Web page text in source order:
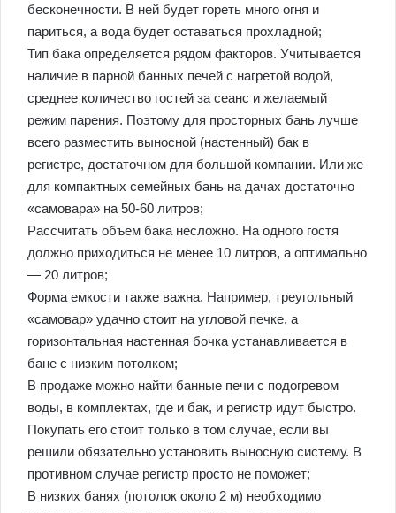
бесконечности. В ней будет гореть много огня и
париться, а вода будет оставаться прохладной;
Тип бака определяется рядом факторов. Учитывается
наличие в парной банных печей с нагретой водой,
среднее количество гостей за сеанс и желаемый
режим парения. Поэтому для просторных бань лучше
всего разместить выносной (настенный) бак в
регистре, достаточном для большой компании. Или же
для компактных семейных бань на дачах достаточно
«самовара» на 50-60 литров;
Рассчитать объем бака несложно. На одного гостя
должно приходиться не менее 10 литров, а оптимально
— 20 литров;
Форма емкости также важна. Например, треугольный
«самовар» удачно стоит на угловой печке, а
горизонтальная настенная бочка устанавливается в
бане с низким потолком;
В продаже можно найти банные печи с подогревом
воды, в комплектах, где и бак, и регистр идут быстро.
Покупать его стоит только в том случае, если вы
решили обязательно установить выносную систему. В
противном случае регистр просто не поможет;
В низких банях (потолок около 2 м) необходимо